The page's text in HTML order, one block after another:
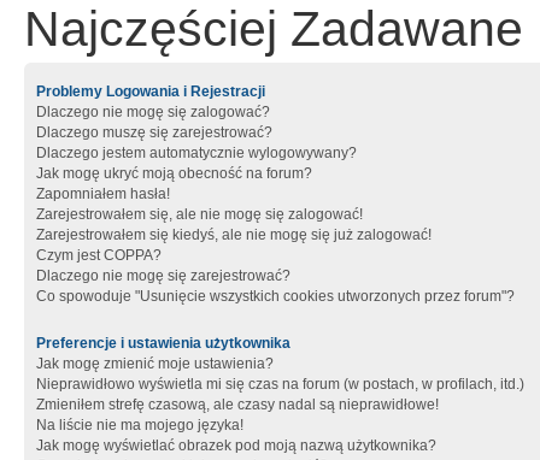
Najczęściej Zadawane
Problemy Logowania i Rejestracji
Dlaczego nie mogę się zalogować?
Dlaczego muszę się zarejestrować?
Dlaczego jestem automatycznie wylogowywany?
Jak mogę ukryć moją obecność na forum?
Zapomniałem hasła!
Zarejestrowałem się, ale nie mogę się zalogować!
Zarejestrowałem się kiedyś, ale nie mogę się już zalogować!
Czym jest COPPA?
Dlaczego nie mogę się zarejestrować?
Co spowoduje "Usunięcie wszystkich cookies utworzonych przez forum"?
Preferencje i ustawienia użytkownika
Jak mogę zmienić moje ustawienia?
Nieprawidłowo wyświetla mi się czas na forum (w postach, w profilach, itd.)
Zmieniłem strefę czasową, ale czasy nadal są nieprawidłowe!
Na liście nie ma mojego języka!
Jak mogę wyświetlać obrazek pod moją nazwą użytkownika?